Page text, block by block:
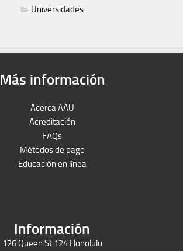
Universidades
Más información
Acerca AAU
Acreditación
FAQs
Métodos de pago
Educación en línea
Información
126 Queen St 124 Honolulu